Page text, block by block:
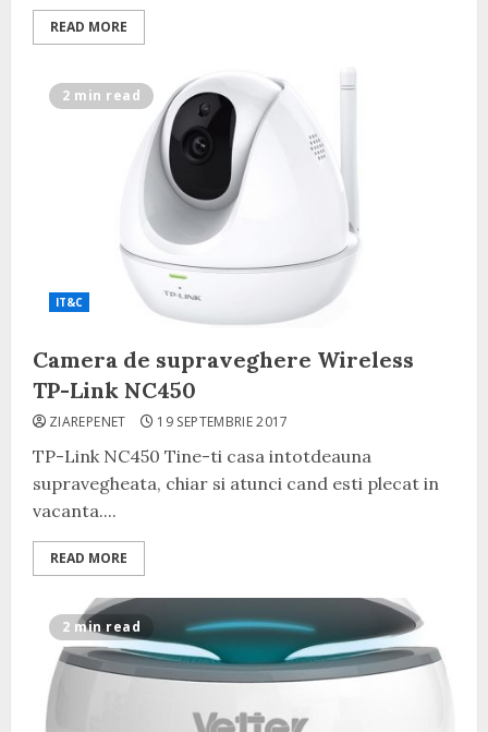
READ MORE
2 min read
IT&C
Camera de supraveghere Wireless
TP-Link NC450
ZIAREPENET 19 SEPTEMBRIE 2017
TP-Link NC450 Tine-ti casa intotdeauna
supravegheata, chiar si atunci cand esti plecat in
vacanta....
READ MORE
2 min read